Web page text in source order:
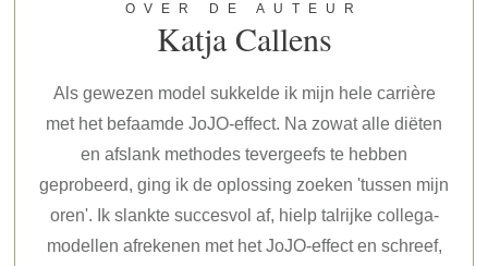
OVER DE AUTEUR
Katja Callens
Als gewezen model sukkelde ik mijn hele carrière
met het befaamde JoJO-effect. Na zowat alle diëten
en afslank methodes tevergeefs te hebben
geprobeerd, ging ik de oplossing zoeken 'tussen mijn
oren'. Ik slankte succesvol af, hielp talrijke collega-
modellen afrekenen met het JoJO-effect en schreef,